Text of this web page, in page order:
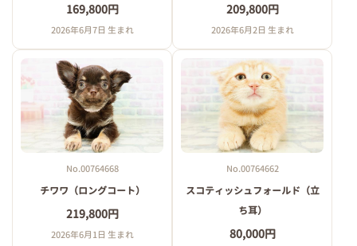
169,800円
2026年6月7日 生まれ
209,800円
2026年6月2日 生まれ
No.00764668
チワワ（ロングコート）
219,800円
2026年6月1日 生まれ
No.00764662
スコティッシュフォールド（立
ち耳）
80,000円